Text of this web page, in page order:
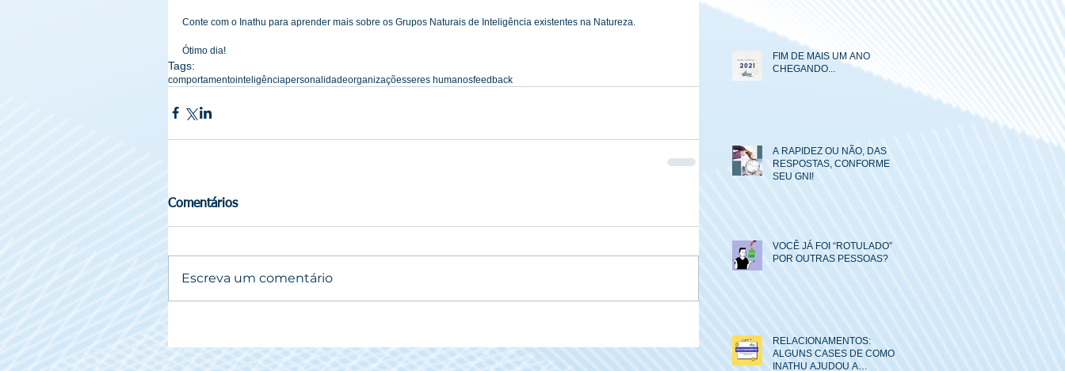
Conte com o Inathu para aprender mais sobre os Grupos Naturais de Inteligência existentes na Natureza.
Ótimo dia!
Tags:
comportamentointeligênciapersonalidadeorganizaçõesseres humanosfeedback
Comentários
Escreva um comentário
FIM DE MAIS UM ANO
CHEGANDO...
A RAPIDEZ OU NÃO, DAS
RESPOSTAS, CONFORME
SEU GNI!
VOCÊ JÁ FOI “ROTULADO”
POR OUTRAS PESSOAS?
RELACIONAMENTOS:
ALGUNS CASES DE COMO O
INATHU AJUDOU A